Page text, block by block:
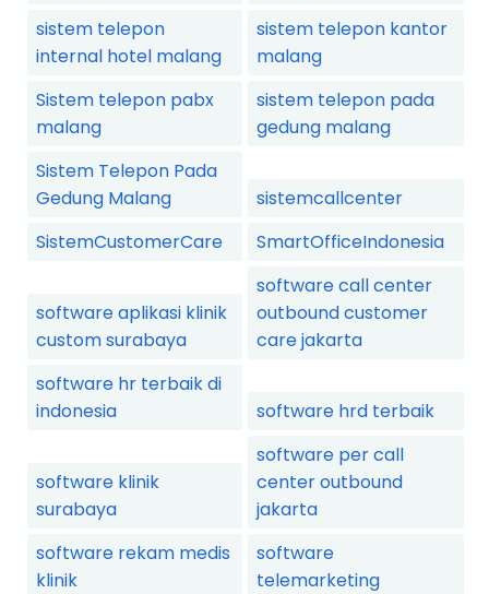
sistem telepon
internal hotel malang
sistem telepon kantor
malang
Sistem telepon pabx
malang
sistem telepon pada
gedung malang
Sistem Telepon Pada
Gedung Malang
sistemcallcenter
SistemCustomerCare
SmartOfficeIndonesia
software aplikasi klinik
custom surabaya
software call center
outbound customer
care jakarta
software hr terbaik di
indonesia
software hrd terbaik
software klinik
surabaya
software per call
center outbound
jakarta
software rekam medis
klinik
software
telemarketing